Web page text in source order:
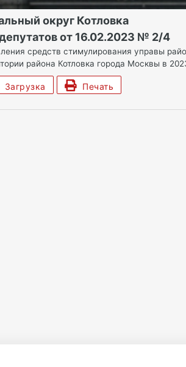
округ Котловка
от 16.02.2023 № 2/4
средств стимулирования управы
района Котловка города Москвы в
Загрузка Печать